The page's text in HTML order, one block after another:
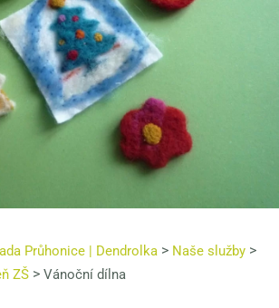
Průhonice | Dendrolka > Naše služby >
ZŠ > Vánoční dílna